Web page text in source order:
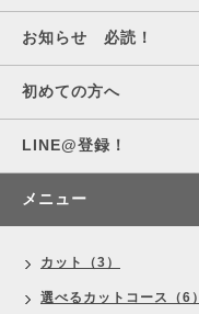
お知らせ 必読！
初めての方へ
LINE@登録！
メニュー
カット（3）
選べるカットコース（6）